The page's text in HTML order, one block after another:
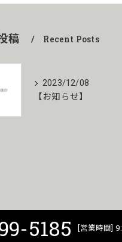
稿 Recent Posts
2023/12/08
【お知らせ】
5185 [営業時間]